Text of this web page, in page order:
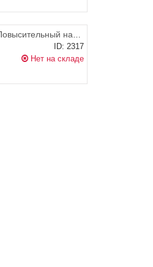
Повысительный насос для водоснабжения JEMIX W15GR-10 AUTO
ID: 2317
Нет на складе